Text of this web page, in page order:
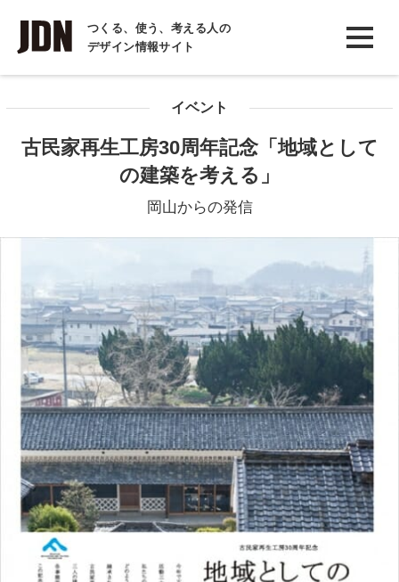
つくる、使う、考える人の
デザイン情報サイト
INTERVIEW
インタビュー
COLUMN
イベント
古民家再生工房30周年記念「地域として
の建築を考える」
岡山からの発信